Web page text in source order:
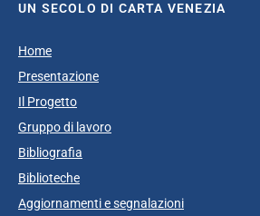
UN SECOLO DI CARTA VENEZIA
Home
Presentazione
Il Progetto
Gruppo di lavoro
Bibliografia
Biblioteche
Aggiornamenti e segnalazioni